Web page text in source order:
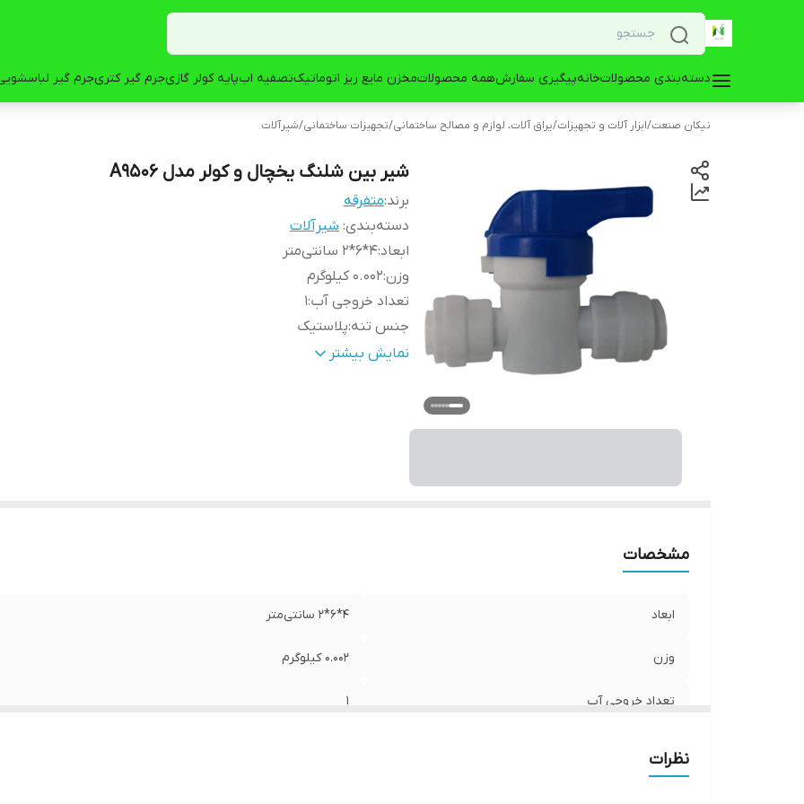
دسته‌بندی محصولاتخانهپیگیری سفارشهمه محصولاتمخزن مایع ریز اتوماتیکتصفیه ابپایه کولر گازیجرم گیر کتریجرم گیر
نیکان صنعت/ابزار آلات و تجهیزات/یراق آلات، لوازم و مصالح ساختمانی/تجهیزات ساختمانی/شیرآلات
شیر بین شلنگ یخچال و کولر مدل A9506
برند:متفرقه
دسته‌بندی: شیرآلات
ابعاد:4*6*2 سانتی‌متر
وزن:0.002 کیلوگرم
تعداد خروجی آب:
1
جنس تنه:پلاستیک
جنس دسته:پلاستیکنمایش بیشتر
مشخصات
ابعاد 4*6*2 سانتی‌متر
وزن 0.002 کیلوگرم
تعداد خروجی آب 1
نظرات